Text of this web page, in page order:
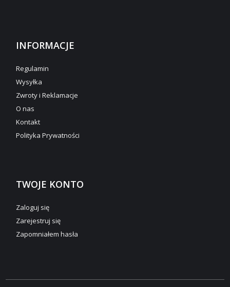
INFORMACJE
Regulamin
Wysyłka
Zwroty i Reklamacje
O nas
Kontakt
Polityka Prywatności
TWOJE KONTO
Zaloguj się
Zarejestruj się
Zapomniałem hasła